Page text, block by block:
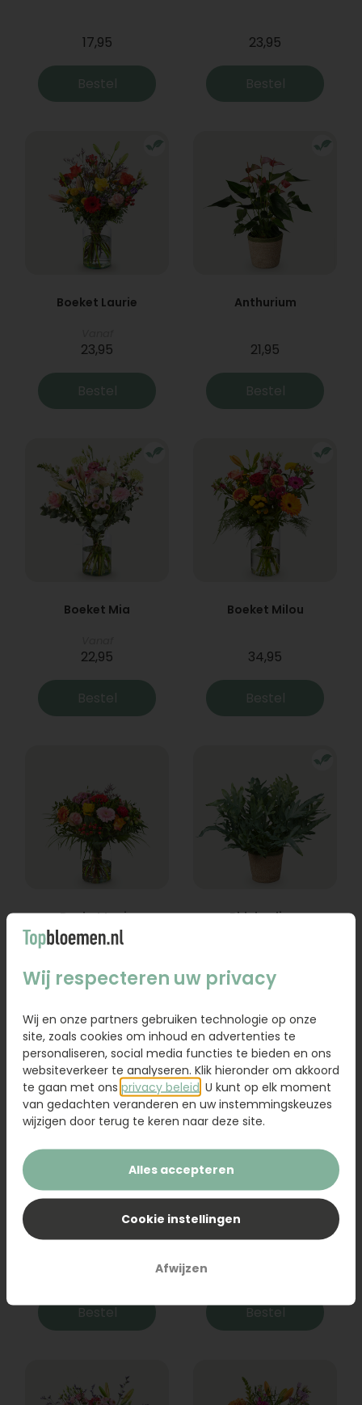
17,95
Bestel
23,95
Bestel
Boeket Laurie
23,95
Bestel
Anthurium
21,95
Bestel
Boeket Mia
22,95
Bestel
Boeket Milou
34,95
Bestel
Boeket Lexie
Vanaf
Phlebodium
Boeket Raya
Bestel
Sanseveria
Bestel
Wij respecteren uw privacy
Wij en onze partners gebruiken technologie op onze
site, zoals cookies om inhoud en advertenties te
personaliseren, social media functies te bieden en ons
websiteverkeer te analyseren. Klik hieronder om akkoord
te gaan met ons privacy beleid . U kunt op elk moment
van gedachten veranderen en uw instemmingskeuzes
wijzigen door terug te keren naar deze site.
Alles accepteren
Cookie instellingen
Afwijzen